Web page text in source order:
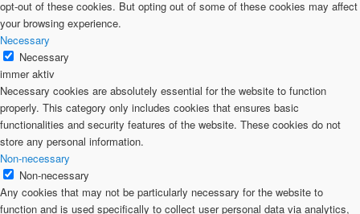
opt-out of these cookies. But opting out of some of these cookies may affect
your browsing experience.
Necessary
Necessary
immer aktiv
Necessary cookies are absolutely essential for the website to function
properly. This category only includes cookies that ensures basic
functionalities and security features of the website. These cookies do not
store any personal information.
Non-necessary
Non-necessary
Any cookies that may not be particularly necessary for the website to
function and is used specifically to collect user personal data via analytics,